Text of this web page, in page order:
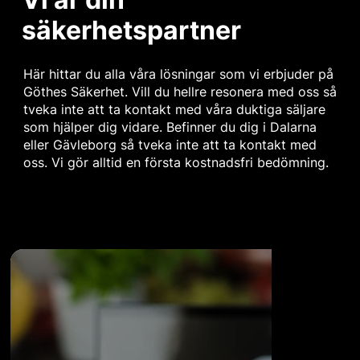
säkerhetspartner
Här hittar du alla våra lösningar som vi erbjuder på
Göthes Säkerhet. Vill du hellre resonera med oss så
tveka inte att ta kontakt med våra duktiga säljare
som hjälper dig vidare. Befinner du dig i Dalarna
eller Gävleborg så tveka inte att ta kontakt med
oss. Vi gör alltid en första kostnadsfri bedömning.